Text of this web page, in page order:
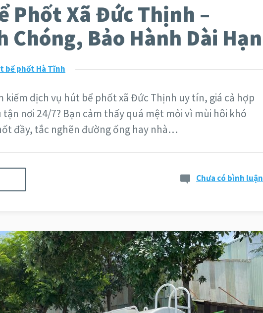
Phốt Xã Đức Thịnh –
Chóng, Bảo Hành Dài Hạn
bể phốt Hà Tĩnh
kiếm dịch vụ hút bể phốt xã Đức Thịnh uy tín, giá cả hợp
tận nơi 24/7? Bạn cảm thấy quá mệt mỏi vì mùi hôi khó
đầy, tắc nghẽn đường ống hay nhà…
Chưa có bình luận